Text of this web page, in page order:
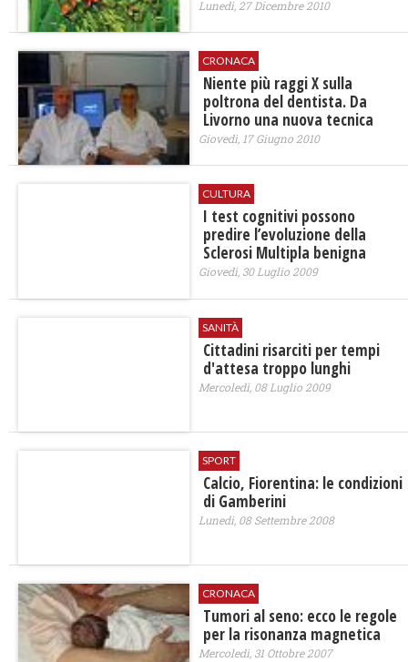
Lunedì, 27 Dicembre 2010
CRONACA
Niente più raggi X sulla
poltrona del dentista. Da
Livorno una nuova tecnica
Giovedì, 17 Giugno 2010
CULTURA
I test cognitivi possono
predire l’evoluzione della
Sclerosi Multipla benigna
Giovedì, 30 Luglio 2009
SANITÀ
Cittadini risarciti per tempi
d'attesa troppo lunghi
Mercoledì, 08 Luglio 2009
SPORT
Calcio, Fiorentina: le condizioni
di Gamberini
Lunedì, 08 Settembre 2008
CRONACA
Tumori al seno: ecco le regole
per la risonanza magnetica
Mercoledì, 31 Ottobre 2007